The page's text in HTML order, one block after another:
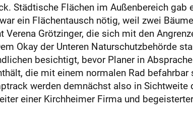
Städtische Flächen im Außenbereich gab
ein Flächentausch nötig, weil zwei
Grötzinger, die sich mit den
Okay der Unteren Naturschutzbehörde
besichtigt, bevor Planer in
die mit einem normalen Rad befahrbar
werden demnächst also in Sichtweite
einer Kirchheimer Firma und